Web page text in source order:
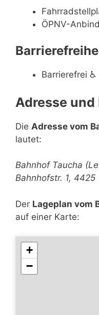
ÖPNV-
Barrierefrei ♿
Adresse und
Die Adresse vom
lautet:
Bahnhof Taucha
Bahnhofstr. 1, 4425
Der Lageplan vom
auf einer Karte:
+
−